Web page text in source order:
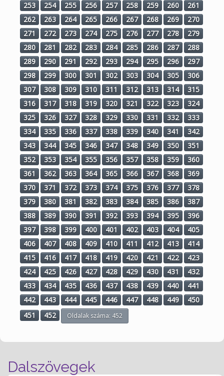
Dalszövegek
253
254 255 256 257 258 259 260
261
262
263 264 265 266 267 268 269
270
271
272 273 274 275 276 277 278
279
280
281 282 283 284 285 286 287
288
289
290 291 292 293 294 295 296
297
298
299 300 301 302 303 304 305
306
307
308 309 310 311 312 313 314
315
316
317 318 319 320 321 322 323
324
325
326 327 328 329 330 331 332
333
334
335 336 337 338 339 340 341
342
343
344 345 346 347 348 349 350
351
352
353 354 355 356 357 358 359
360
361
362 363 364 365 366 367 368
369
370
371 372 373 374 375 376 377
378
379
380 381 382 383 384 385 386
387
388
389 390 391 392 393 394 395
396
397
398 399 400 401 402 403 404
405
406
407 408 409 410 411 412 413
414
415
416 417 418 419 420 421 422
423
424
425 426 427 428 429 430 431
432
433
434 435 436 437 438 439 440
441
442
443 444 445 446 447 448 449
450
451
452 Oldalak száma: 452